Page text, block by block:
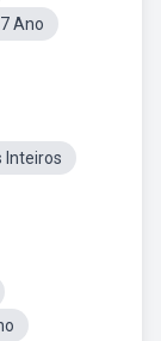
Ano
Inteiros